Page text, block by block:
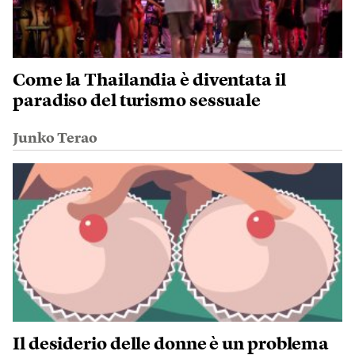
Come la Thailandia è diventata il
paradiso del turismo sessuale
Junko Terao
Il desiderio delle donne è un problema